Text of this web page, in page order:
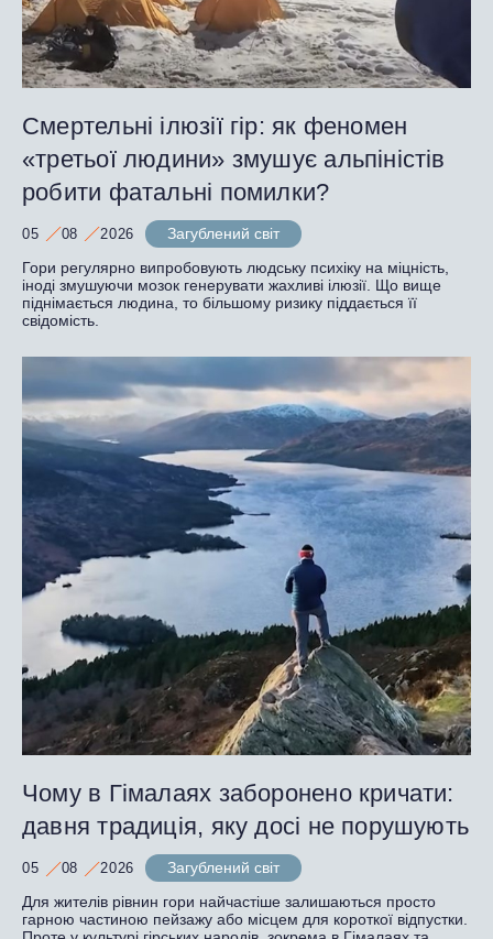
Смертельні ілюзії гір: як феномен
«третьої людини» змушує альпіністів
робити фатальні помилки?
05 08 2026
Загублений світ
Гори регулярно випробовують людську психіку на міцність,
іноді змушуючи мозок генерувати жахливі ілюзії. Що вище
піднімається людина, то більшому ризику піддається її
свідомість.
Чому в Гімалаях заборонено кричати:
давня традиція, яку досі не порушують
05 08 2026
Загублений світ
Для жителів рівнин гори найчастіше залишаються просто
гарною частиною пейзажу або місцем для короткої відпустки.